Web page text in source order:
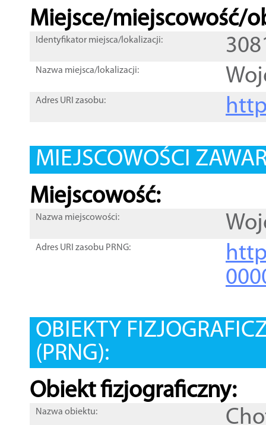
Miejsce/miejscowość/
Identyfikator miejsca/lokalizacji:
Nazwa miejsca/lokalizacji:
Adres URI zasobu:
MIEJSCOWOŚCI
Miejscowość:
Nazwa miejscowości:
Adres URI zasobu PRNG:
OBIEKTY
(PRNG):
Obiekt fizjograficzny:
Nazwa obiektu: